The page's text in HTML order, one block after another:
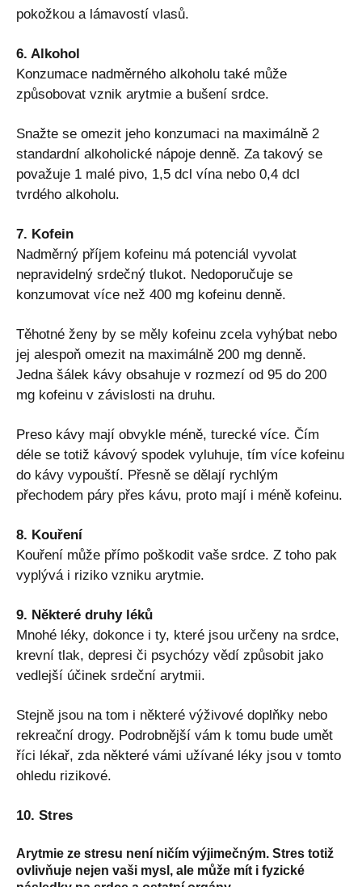
pokožkou a lámavostí vlasů.
6. Alkohol
Konzumace nadměrného alkoholu také může
způsobovat vznik arytmie a bušení srdce.
Snažte se omezit jeho konzumaci na maximálně 2
standardní alkoholické nápoje denně. Za takový se
považuje 1 malé pivo, 1,5 dcl vína nebo 0,4 dcl
tvrdého alkoholu.
7. Kofein
Nadměrný příjem kofeinu má potenciál vyvolat
nepravidelný srdečný tlukot. Nedoporučuje se
konzumovat více než 400 mg kofeinu denně.
Těhotné ženy by se měly kofeinu zcela vyhýbat nebo
jej alespoň omezit na maximálně 200 mg denně.
Jedna šálek kávy obsahuje v rozmezí od 95 do 200
mg kofeinu v závislosti na druhu.
Preso kávy mají obvykle méně, turecké více. Čím
déle se totiž kávový spodek vyluhuje, tím více kofeinu
do kávy vypouští. Přesně se dělají rychlým
přechodem páry přes kávu, proto mají i méně kofeinu.
8. Kouření
Kouření může přímo poškodit vaše srdce. Z toho pak
vyplývá i riziko vzniku arytmie.
9. Některé druhy léků
Mnohé léky, dokonce i ty, které jsou určeny na srdce,
krevní tlak, depresi či psychózy vědí způsobit jako
vedlejší účinek srdeční arytmii.
Stejně jsou na tom i některé výživové doplňky nebo
rekreační drogy. Podrobnější vám k tomu bude umět
říci lékař, zda některé vámi užívané léky jsou v tomto
ohledu rizikové.
10. Stres
Arytmie ze stresu není ničím výjimečným. Stres totiž
ovlivňuje nejen vaši mysl, ale může mít i fyzické